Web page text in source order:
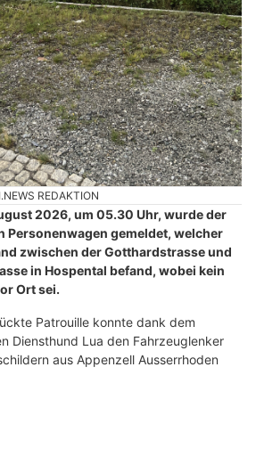
REDAKTION
2026, um 05.30 Uhr, wurde der
Personenwagen gemeldet, welcher
zwischen der Gotthardstrasse und
in Hospental befand, wobei kein
Ort sei.
Patrouille konnte dank dem
Diensthund Lua den Fahrzeuglenker
aus Appenzell Ausserrhoden